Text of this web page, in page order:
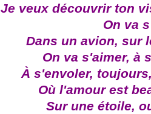
Je veux découvrir ton
On va
Dans un avion, sur
On va s'aimer, à
À s'envoler,
Où l'amour est
Sur une étoile,